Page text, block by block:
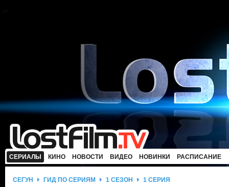
СЕРИАЛЫ КИНО НОВОСТИ ВИДЕО НОВИНКИ РАСПИСАНИЕ
СЁГУН ГИД ПО СЕРИЯМ 1 СЕЗОН 1 СЕРИЯ